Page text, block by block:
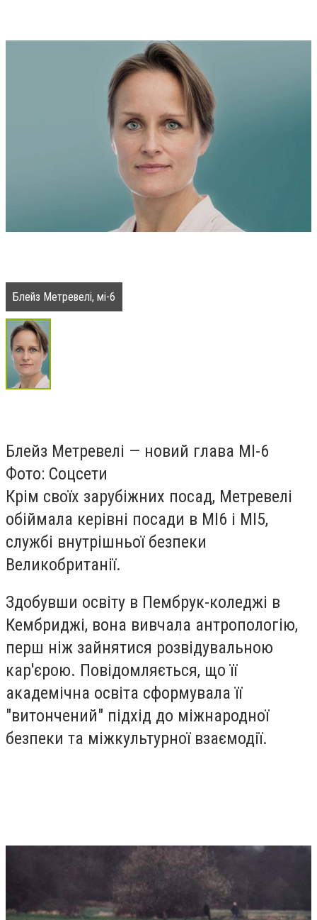
Блейз Метревелі, мі-6
Блейз Метревелі — новий глава МІ-6
Фото: Соцсети
Крім своїх зарубіжних посад, Метревелі
обіймала керівні посади в MI6 і MI5,
службі внутрішньої безпеки
Великобританії.
Здобувши освіту в Пембрук-коледжі в
Кембриджі, вона вивчала антропологію,
перш ніж зайнятися розвідувальною
кар'єрою. Повідомляється, що її
академічна освіта сформувала її
"витончений" підхід до міжнародної
безпеки та міжкультурної взаємодії.